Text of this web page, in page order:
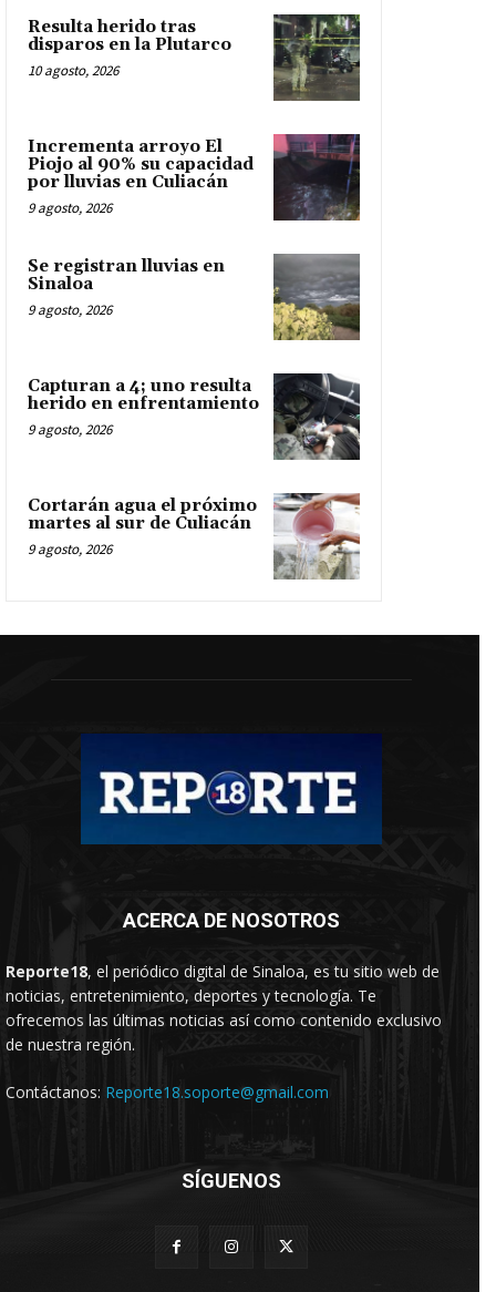
Resulta herido tras
disparos en la Plutarco
10 agosto, 2026
Incrementa arroyo El
Piojo al 90% su capacidad
por lluvias en Culiacán
9 agosto, 2026
Se registran lluvias en
Sinaloa
9 agosto, 2026
Capturan a 4; uno resulta
herido en enfrentamiento
9 agosto, 2026
Cortarán agua el próximo
martes al sur de Culiacán
9 agosto, 2026
ACERCA DE NOSOTROS
Reporte18, el periódico digital de Sinaloa, es tu sitio web de
noticias, entretenimiento, deportes y tecnología. Te
ofrecemos las últimas noticias así como contenido exclusivo
de nuestra región.
Contáctanos: Reporte18.soporte@gmail.com
SÍGUENOS